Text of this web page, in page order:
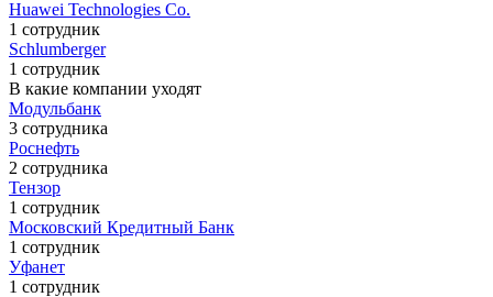
Huawei Technologies Co.
1 сотрудник
Schlumberger
1 сотрудник
В какие компании уходят
Модульбанк
3 сотрудника
Роснефть
2 сотрудника
Тензор
1 сотрудник
Московский Кредитный Банк
1 сотрудник
Уфанет
1 сотрудник